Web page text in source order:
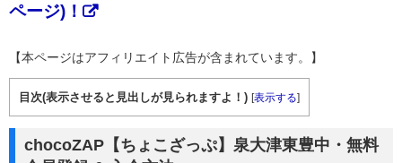
ページ)！
【本ページはアフィリエイト広告が含まれています。】
目次(表示させると見出しが見られますよ！) [表示する]
chocoZAP【ちょこざっぷ】泉大津東豊中・無料